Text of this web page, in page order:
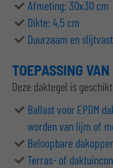
Afmeting: 30x30 cm
Dikte: 4,5 cm
Duurzaam en slijtvast
TOEPASSING
Deze daktegel is
Ballast voor EPDM
worden van lijm of
Beloopbare
Terras- of